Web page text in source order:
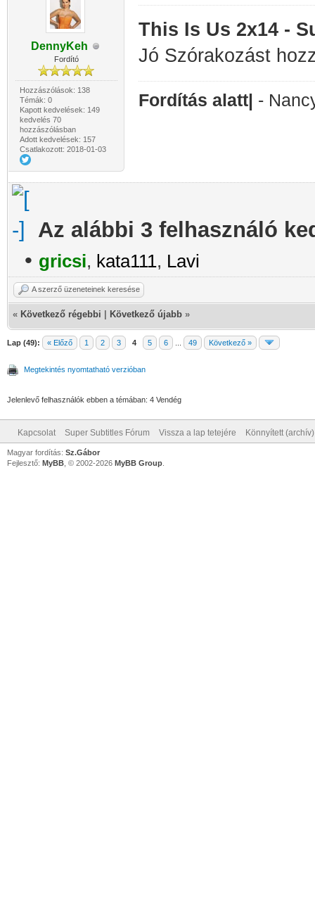
DennyKeh
Fordító
Hozzászólások: 138
Témák: 0
Kapott kedvelések: 149
kedvelés 70
hozzászólásban
Adott kedvelések: 157
Csatlakozott: 2018-01-03
This Is Us 2x14 -
Jó Szórakozást
Fordítás alatt| -
Az alábbi 3 felhasználó
• gricsi, kata111, Lavi
A szerző üzeneteinek keresése
« Következő régebbi Következő újabb »
Lap (49): « Előző 1 2 3 4 5 6 49 Következő »
Megtekintés nyomtatható verzióban
Jelenlevő felhasználók ebben a témában: 4 Vendég
Kapcsolat Super Subtitles Fórum Vissza a lap tetejére Könnyített
Magyar fordítás: Sz.Gábor
Fejlesztő: MyBB , © 2002-2026 MyBB Group